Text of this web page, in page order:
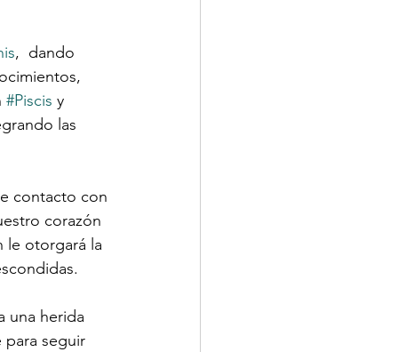
,  dando
#Piscis y
las
contacto con
corazón
le otorgará la
una herida
para seguir